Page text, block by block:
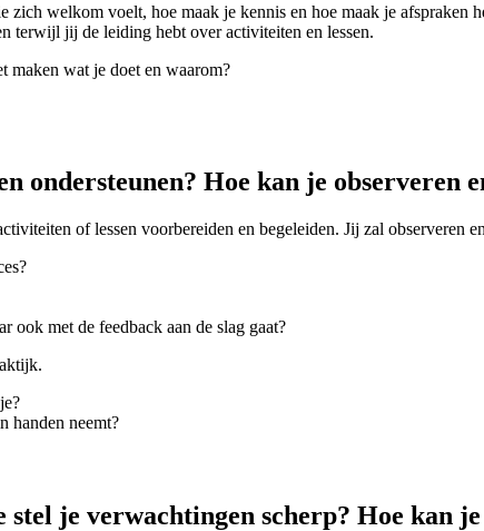
welkom voelt, hoe maak je kennis en hoe maak je afspraken
terwijl jij de leiding hebt over activiteiten en lessen.
maken wat je doet en waarom?
ondersteunen? Hoe kan je observeren
of lessen voorbereiden en begeleiden. Jij zal observeren
ook met de feedback aan de slag gaat?
handen neemt?
stel je verwachtingen scherp? Hoe kan